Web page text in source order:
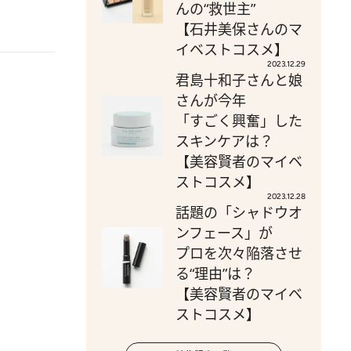
んの“救世主”
【石井美保さんのマ
イベストコスメ】
2023.12.29
君島十和子さんと娘
さんが今年
「すごく興奮」した
スキンケアは？
【美容賢者のマイベ
ストコスメ】
2023.12.28
話題の「シャドウオ
ンフェース」が
プロを次々陥落させ
る“理由”は？
【美容賢者のマイベ
ストコスメ】